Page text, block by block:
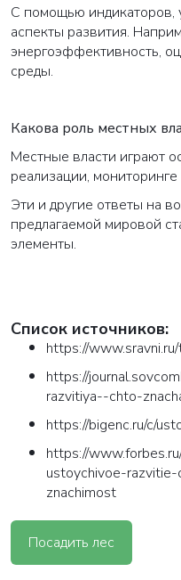
С помощью
аспекты развития.
энергоэффективность,
среды.
Какова роль местных
Местные власти играют
реализации,
Эти и другие ответы на
предлагаемой мировой
элементы.
Список источников:
https://
https://
razvitiya--chto-
https://bigenc.ru/c/
https://
ustoychivoe-
znachimost
Посадить лес